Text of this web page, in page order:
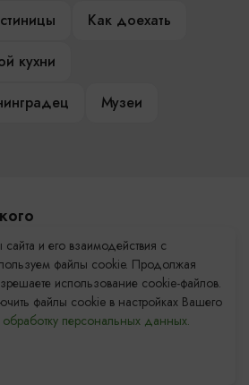
Как доехать
кухни
Музеи
центра
200
39
и его взаимодействия с
файлы cookie. Продолжая
использование cookie-файлов.
файлы cookie в настройках Вашего
персональных данных.